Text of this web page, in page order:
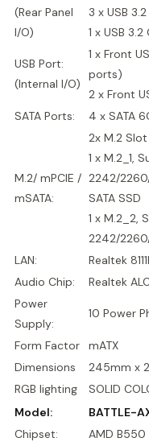
(Rear Panel
I/O)
3 x USB
1 x USB
USB Port:
(Internal I/O)
1 x Front
ports)
2 x Front
SATA Ports:
4 x SATA
M.2/ mPCIE /
mSATA:
2x M.2 Slot
1 x M.2_1,
2242/
SATA SSD
1 x M.2_2,
2242/
LAN:
Realtek
Audio Chip:
Realtek
Power
Supply:
10 Power
Form Factor
mATX
Dimensions
245mm x
RGB lighting
SOLID
Model:
BATTLE-
Chipset:
AMD B550